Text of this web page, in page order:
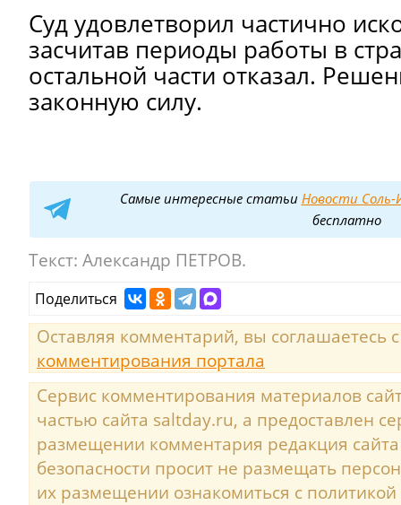
Суд удовлетворил частично
засчитав периоды работы в
остальной части отказал.
законную силу.
Самые интересные статьи Новости Соль-
бесплатно
Текст: Александр ПЕТРОВ.
Поделиться
Оставляя комментарий, вы соглашаетесь
комментирования портала
Сервис комментирования материалов
частью сайта saltday.ru, а предоставлен
размещении комментария редакция
безопасности просит не размещать
их размещении ознакомиться с